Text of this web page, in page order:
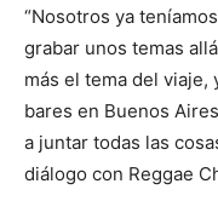
“Nosotros ya
grabar unos temas
más el tema del viaje,
bares en Buenos
a juntar todas las
diálogo con Reggae